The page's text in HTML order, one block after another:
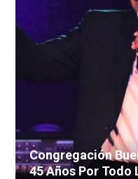
Congregación
45 Años Por Todo